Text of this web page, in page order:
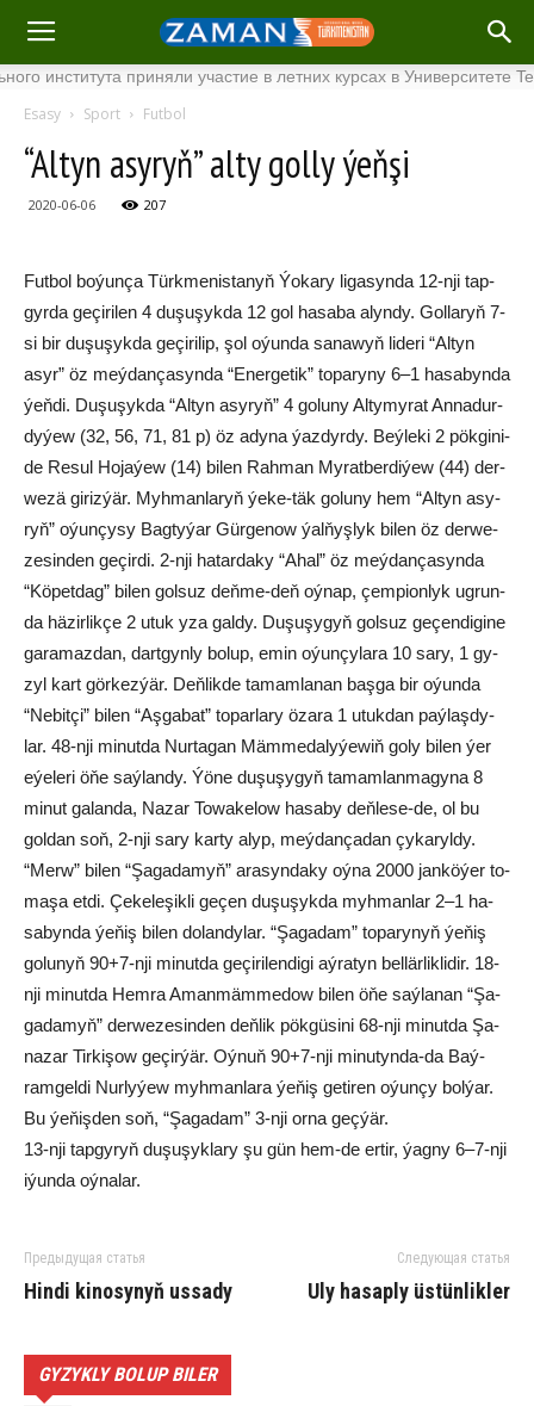
приняли участие в летних курсах в Университете
Esasy Sport Futbol
“Al­tyn asy­ryň” al­ty gol­ly ýeň­şi
2020-06-06 207
Futbol bo­ýun­ça Türk­me­nis­ta­nyň Ýo­ka­ry li­ga­syn­da 12-nji tap­
gyr­da ge­çi­ri­len 4 du­şu­şyk­da 12 gol ha­sa­ba alyn­dy. Gol­la­ryň 7-
si bir du­şu­şyk­da ge­çi­ri­lip, şol oýun­da sa­na­wyň li­de­ri “Al­tyn
asyr” öz meý­dan­ça­syn­da “Ener­ge­tik” to­pa­ry­ny 6–1 ha­sa­byn­da
ýeň­di. Du­şu­şyk­da “Al­tyn asy­ryň” 4 go­lu­ny Al­ty­my­rat An­na­dur­
dy­ýew (32, 56, 71, 81 p) öz ady­na ýaz­dyr­dy. Beý­le­ki 2 pök­gi­ni-
de Re­sul Ho­ja­ýew (14) bi­len Rah­man My­rat­ber­di­ýew (44) der­
we­zä gi­riz­ýär. Myh­man­la­ryň ýe­ke-täk go­lu­ny hem “Al­tyn asy­
ryň” oýun­çy­sy Bag­ty­ýar Gür­ge­now ýal­ňyş­lyk bi­len öz der­we­
ze­sin­den ge­çir­di. 2-nji ha­tar­da­ky “Ahal” öz meý­dan­ça­syn­da
“Kö­pet­dag” bi­len gol­suz deň­me-deň oý­nap, çem­pi­on­lyk ug­run­
da häzirlikçe 2 utuk yza gal­dy. Du­şu­şygyň gol­suz ge­çen­di­gi­ne
ga­ra­maz­dan, dart­gyn­ly bo­lup, emin oýunçylara 10 sa­ry, 1 gy­
zyl kar­t görkezýär. Deň­lik­de ta­mam­la­nan baş­ga bir oýun­da
“Ne­bit­çi” bi­len “Aş­ga­bat” to­par­la­ry öza­ra 1 utuk­dan paý­laş­dy­
lar. 48-nji mi­nut­da Nu­r­ta­gan Mäm­me­da­ly­ýe­wiň go­ly bi­len ýer
eýe­le­ri öňe saý­lan­dy. Ýö­ne du­şu­şy­gyň ta­mam­lan­ma­gy­na 8
mi­nut ga­lan­da, Na­zar To­wa­ke­low ha­sa­by deň­le­se-de, ol bu
gol­dan soň, 2-nji sa­ry karty alyp, meý­dan­ça­dan çy­ka­ryl­dy.
“Merw” bi­len “Şa­ga­da­myň” ara­syn­da­ky oý­na 2000 jan­kö­ýer to­
ma­şa et­di. Çe­ke­le­şik­li ge­çen du­şu­şyk­da myh­man­lar 2–1 ha­
sa­byn­da ýe­ňiş bi­len do­lan­dy­lar. “Şa­ga­dam” to­pa­ry­nyň ýe­ňiş
go­lu­nyň 90+7-nji mi­nut­da ge­çi­rilen­di­gi aý­ra­tyn bel­lär­lik­li­dir. 18-
nji mi­nut­da Hem­ra Aman­mäm­me­dow bi­len öňe saý­la­nan “Şa­
ga­da­myň” der­we­ze­sin­den deň­lik pök­gü­si­ni 68-nji mi­nut­da Şa­
na­zar Tir­ki­şow ge­çir­ýär. Oý­nuň 90+7-nji mi­nu­tyn­da-da Baý­
ram­gel­di Nur­ly­ýew myh­man­la­ra ýe­ňiş ge­ti­ren oýun­çy bol­ýar.
Bu ýe­ňiş­den soň, “Şa­ga­dam” 3-nji or­na geç­ýär.
13-nji tap­gy­ryň du­şu­şyk­la­ry şu gün hem-de er­tir, ýag­ny 6–7-nji
iýun­da oý­na­lar.
Предыдущая статья
Hin­di ki­no­sy­nyň us­sa­dy
Следующая статья
Uly ha­sap­ly üstünlikler
GYZYKLY BOLUP BILER